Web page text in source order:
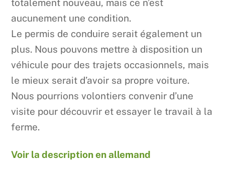
totalement nouveau, mais ce n’est
aucunement une condition.
Le permis de conduire serait également un
plus. Nous pouvons mettre à disposition un
véhicule pour des trajets occasionnels, mais
le mieux serait d’avoir sa propre voiture.
Nous pourrions volontiers convenir d’une
visite pour découvrir et essayer le travail à la
ferme.
Voir la description en allemand